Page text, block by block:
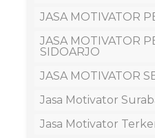
JASA MOTIVATOR
JASA MOTIVATOR
SIDOARJO
JASA MOTIVATOR
Jasa Motivator
Jasa Motivator